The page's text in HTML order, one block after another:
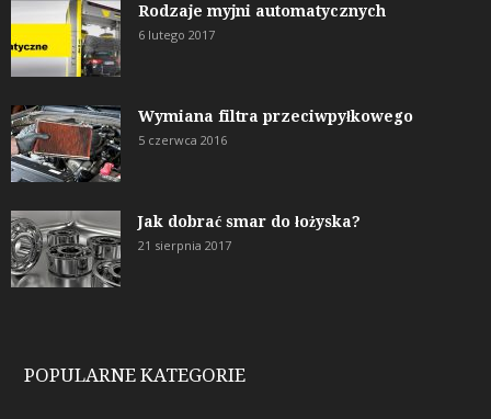
Rodzaje myjni automatycznych
6 lutego 2017
Wymiana filtra przeciwpyłkowego
5 czerwca 2016
Jak dobrać smar do łożyska?
21 sierpnia 2017
POPULARNE KATEGORIE